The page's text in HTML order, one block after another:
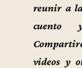
reunir a
cuento
videos y